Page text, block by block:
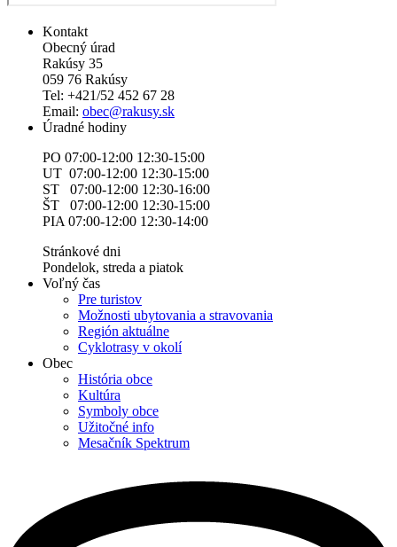
Kontakt
Obecný úrad
Rakúsy 35
059 76 Rakúsy
Tel: +421/52 452 67 28
Email: obec@rakusy.sk
Úradné hodiny
PO 07:00-12:00 12:30-15:00
UT 07:00-12:00 12:30-15:00
ST 07:00-12:00 12:30-16:00
ŠT 07:00-12:00 12:30-15:00
PIA 07:00-12:00 12:30-14:00
Stránkové dni
Pondelok, streda a piatok
Voľný čas
Pre turistov
Možnosti ubytovania a stravovania
Región aktuálne
Cyklotrasy v okolí
Obec
História obce
Kultúra
Symboly obce
Užitočné info
Mesačník Spektrum